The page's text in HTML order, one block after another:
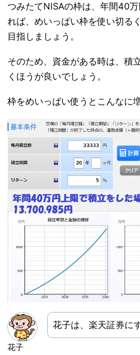
つみたてNISAの枠は、年間40
れば、めいっぱい枠を使い切る
目指しましょう。
そのため、資金がある時は、積
くほうが良いでしょう。
枠をめいっぱい使うとこんなに
花子
花子は、楽天証券に